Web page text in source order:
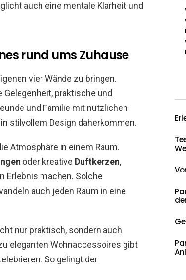
auch eine mentale Klarheit und
rund ums Zuhause
vier Wände zu bringen.
Gelegenheit, praktische und
und Familie mit nützlichen
stilvollem Design daherkommen.
Atmosphäre in einem Raum.
oder kreative Duftkerzen,
Erlebnis machen. Solche
auch jeden Raum in eine
nur praktisch, sondern auch
eleganten Wohnaccessoires gibt
So gelingt der